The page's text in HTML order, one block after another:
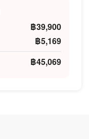
฿39,900
฿5,169
฿45,069